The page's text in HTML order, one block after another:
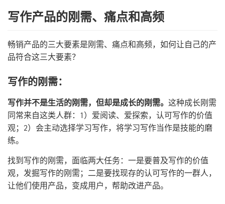
写作产品的刚需、痛点和高频
畅销产品的三大要素是刚需、痛点和高频，如何让自己的产
品符合这三大要素？
写作的刚需：
写作并不是生活的刚需，但却是成长的刚需。 这种成长刚需
同常来自这类人群：1）爱阅读、爱探索，认可写作的价值
观；2）会主动选择学习写作，将学习写作当作是技能的磨
练。
找到写作的刚需，面临两大任务：一是要普及写作的价值
观，发掘写作的刚需；二是要找现存的认可写作的一群人，
让他们使用产品，变成用户，帮助改进产品。